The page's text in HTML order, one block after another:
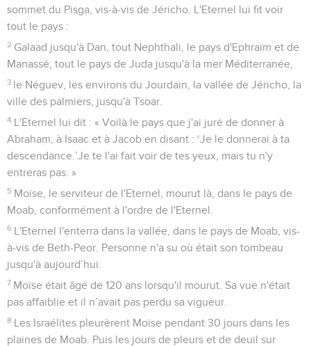
sommet du Pisga, vis-à-vis de Jéricho. L'Eternel lui fit voir
tout le pays :
2 Galaad jusqu'à Dan, tout Nephthali, le pays d'Ephraïm et de
Manassé, tout le pays de Juda jusqu'à la mer Méditerranée,
3 le Néguev, les environs du Jourdain, la vallée de Jéricho, la
ville des palmiers, jusqu'à Tsoar.
4 L'Eternel lui dit : « Voilà le pays que j'ai juré de donner à
Abraham, à Isaac et à Jacob en disant : ‘Je le donnerai à ta
descendance.’Je te l'ai fait voir de tes yeux, mais tu n'y
entreras pas. »
5 Moïse, le serviteur de l'Eternel, mourut là, dans le pays de
Moab, conformément à l'ordre de l'Eternel.
6 L'Eternel l'enterra dans la vallée, dans le pays de Moab, vis-
à-vis de Beth-Peor. Personne n'a su où était son tombeau
jusqu'à aujourd’hui.
7 Moïse était âgé de 120 ans lorsqu'il mourut. Sa vue n'était
pas affaiblie et il n’avait pas perdu sa vigueur.
8 Les Israélites pleurèrent Moïse pendant 30 jours dans les
plaines de Moab. Puis les jours de pleurs et de deuil sur